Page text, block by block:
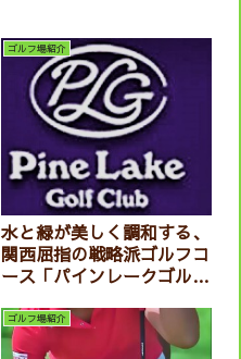
ゴルフ場紹介
水と緑が美しく調和する、
関西屈指の戦略派ゴルフコ
ース「パインレークゴルフ
フ
ゴルフ場紹介